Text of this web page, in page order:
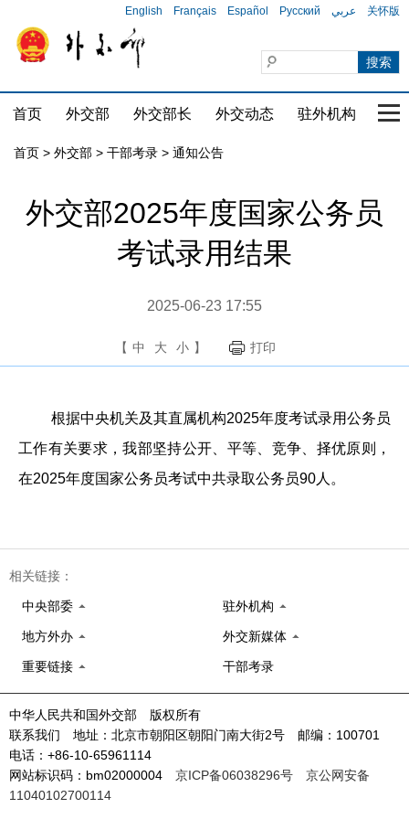
English Français Español Русский عربي 关怀版
首页 外交部 外交部长 外交动态 驻外机构 国
首页 > 外交部 > 干部考录 > 通知公告
外交部2025年度国家公务员
考试录用结果
2025-06-23 17:55
【 中 大 小 】 打印
根据中央机关及其直属机构2025年度考试录用公务员
工作有关要求，我部坚持公开、平等、竞争、择优原则，
在2025年度国家公务员考试中共录取公务员90人。
相关链接：
中央部委 驻外机构
地方外办 外交新媒体
重要链接 干部考录
中华人民共和国外交部 版权所有
联系我们 地址：北京市朝阳区朝阳门南大街2号 邮编：100701
电话：+86-10-65961114
网站标识码：bm02000004 京ICP备06038296号
京公网安备
11040102700114